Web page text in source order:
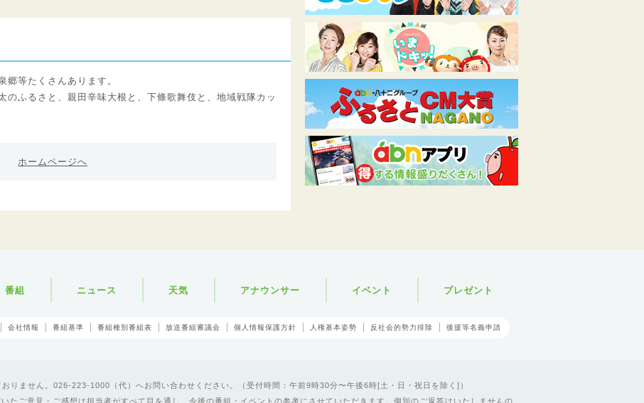
郷等たくさんあります。
のふるさと、親田辛味大根と、下條歌舞伎と、地域戦隊カッ
ホームページへ
番組 ニュース 天気 アナウンサー イベント プレゼント
会社情報 番組基準 番組種別番組表 放送番組審議会 個人情報保護方針 人権基本姿勢 反社会的勢力排除 後援等名義申請
りません。026-223-1000（代）へお問い合わせください。（受付時間：午前9時30分〜午後6時[土・日・祝日を除く]）
たご意見・ご感想は担当者がすべて目を通し、今後の番組・イベントの参考にさせていただきます。個別のご返答はいたしませんの